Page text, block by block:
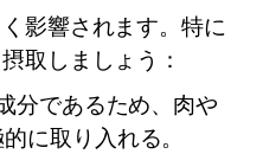
影響されます。特に
取しましょう：
分であるため、肉や
に取り入れる。